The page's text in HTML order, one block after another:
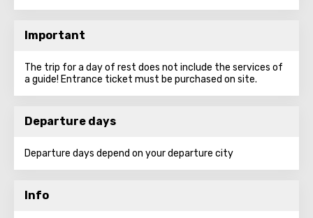
Important
The trip for a day of rest does not include the services of
a guide! Entrance ticket must be purchased on site.
Departure days
Departure days depend on your departure city
Info